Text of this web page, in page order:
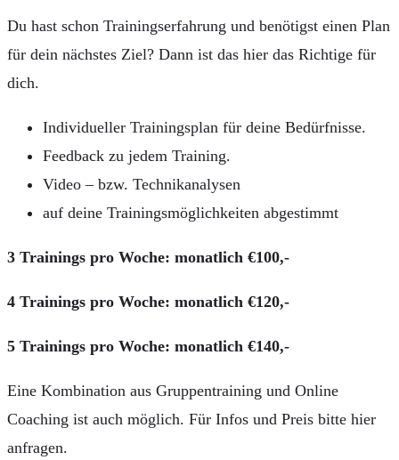
Du hast schon Trainingserfahrung und benötigst einen Plan
für dein nächstes Ziel? Dann ist das hier das Richtige für
dich.
Individueller Trainingsplan für deine Bedürfnisse.
Feedback zu jedem Training.
Video – bzw. Technikanalysen
auf deine Trainingsmöglichkeiten abgestimmt
3 Trainings pro Woche: monatlich €100,-
4 Trainings pro Woche: monatlich €120,-
5 Trainings pro Woche: monatlich €140,-
Eine Kombination aus Gruppentraining und Online
Coaching ist auch möglich. Für Infos und Preis bitte hier
anfragen.